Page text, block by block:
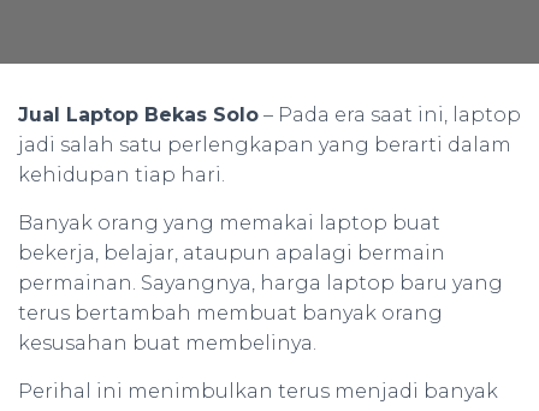
N
Jual Laptop Bekas Solo – Pada era saat ini, laptop
jadi salah satu perlengkapan yang berarti dalam
kehidupan tiap hari.
Banyak orang yang memakai laptop buat
bekerja, belajar, ataupun apalagi bermain
permainan. Sayangnya, harga laptop baru yang
terus bertambah membuat banyak orang
kesusahan buat membelinya.
Perihal ini menimbulkan terus menjadi banyak